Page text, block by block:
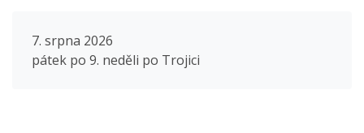
7. srpna 2026
pátek po 9. neděli po Trojici